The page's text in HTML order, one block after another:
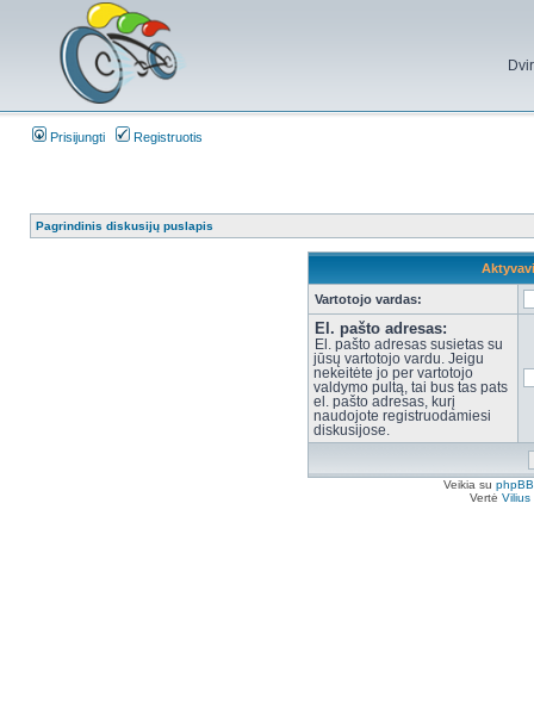
Prisijungti Registruotis
Pagrindinis diskusijų puslapis
Vartotojo vardas:
El. pašto adresas:
El. pašto adresas susietas su
jūsų vartotojo vardu. Jeigu
nekeitėte jo per vartotojo
valdymo pultą, tai bus tas pats
el. pašto adresas, kurį
naudojote registruodamiesi
diskusijose.
Veikia su phpBB
Vertė Vilius